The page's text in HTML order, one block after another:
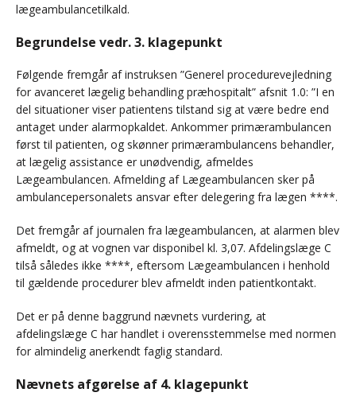
lægeambulancetilkald.
Begrundelse vedr. 3. klagepunkt
Følgende fremgår af instruksen ”Generel procedurevejledning
for avanceret lægelig behandling præhospitalt” afsnit 1.0: ”I en
del situationer viser patientens tilstand sig at være bedre end
antaget under alarmopkaldet. Ankommer primærambulancen
først til patienten, og skønner primærambulancens behandler,
at lægelig assistance er unødvendig, afmeldes
Lægeambulancen. Afmelding af Lægeambulancen sker på
ambulancepersonalets ansvar efter delegering fra lægen ****.
Det fremgår af journalen fra lægeambulancen, at alarmen blev
afmeldt, og at vognen var disponibel kl. 3,07. Afdelingslæge C
tilså således ikke ****, eftersom Lægeambulancen i henhold
til gældende procedurer blev afmeldt inden patientkontakt.
Det er på denne baggrund nævnets vurdering, at
afdelingslæge C har handlet i overensstemmelse med normen
for almindelig anerkendt faglig standard.
Nævnets afgørelse af 4. klagepunkt